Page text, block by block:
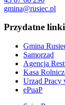
gmina@rusiec.pl
Przydatne linki
Gmina
Samorząd
Agencja
Kasa
Urząd Pracy
ePuaP